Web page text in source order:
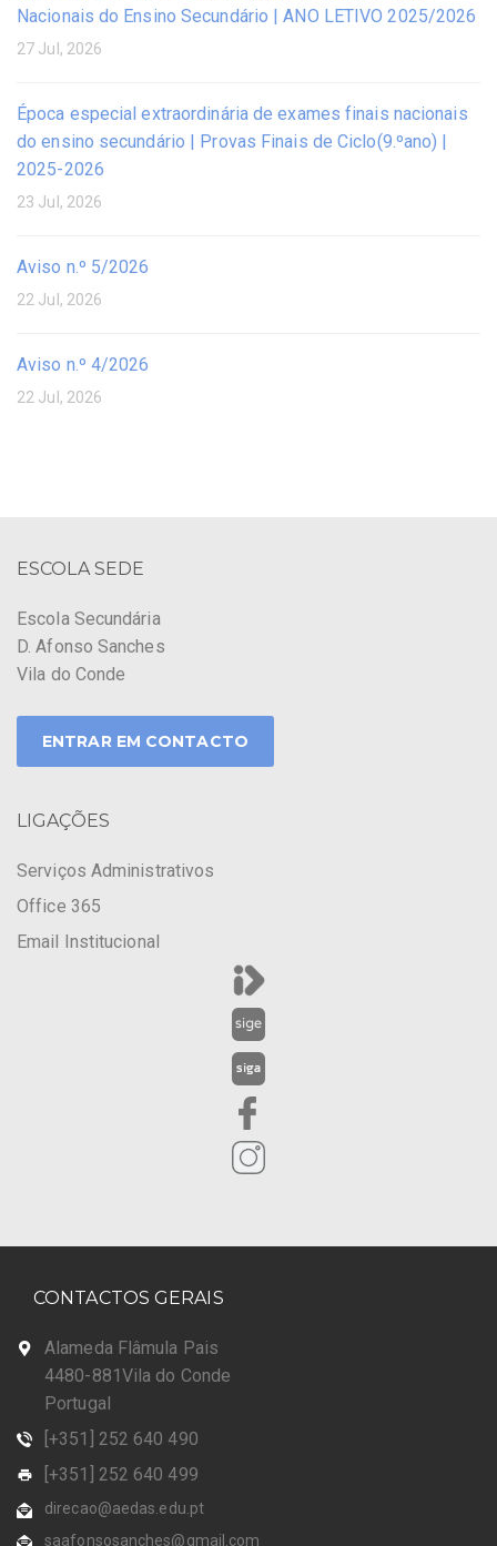
Nacionais do Ensino Secundário | ANO LETIVO 2025/2026
27 Jul, 2026
Época especial extraordinária de exames finais nacionais
do ensino secundário | Provas Finais de Ciclo(9.ºano) |
2025-2026
23 Jul, 2026
Aviso n.º 5/2026
22 Jul, 2026
Aviso n.º 4/2026
22 Jul, 2026
ESCOLA SEDE
Escola Secundária
D. Afonso Sanches
Vila do Conde
ENTRAR EM CONTACTO
LIGAÇÕES
Serviços Administrativos
Office 365
Email Institucional
CONTACTOS GERAIS
Alameda Flâmula Pais
4480-881Vila do Conde
Portugal
[+351] 252 640 490
[+351] 252 640 499
direcao@aedas.edu.pt
saafonsosanches@gmail.com